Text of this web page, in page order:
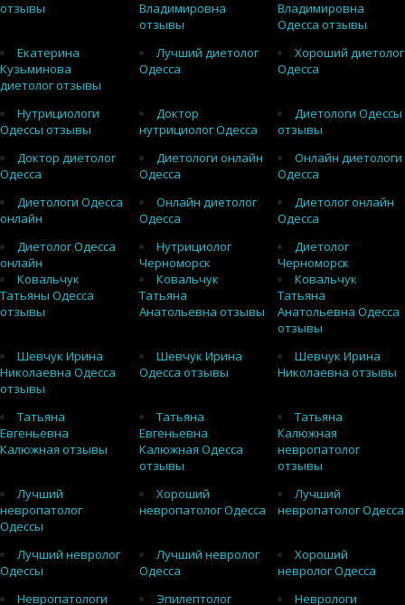
отзывы
Владимировна
отзывы
Владимировна
Одесса отзывы
Екатерина
Кузьминова
диетолог отзывы
Лучший диетолог
Одесса
Хороший диетолог
Одесса
Нутрициологи
Одессы отзывы
Доктор
нутрициолог Одесса
Диетологи Одессы
отзывы
Доктор диетолог
Одесса
Диетологи онлайн
Одесса
Онлайн диетологи
Одесса
Диетологи Одесса
онлайн
Онлайн диетолог
Одесса
Диетолог онлайн
Одесса
Диетолог Одесса
онлайн
Нутрициолог
Черноморск
Диетолог
Черноморск
Ковальчук
Татьяны Одесса
отзывы
Ковальчук
Татьяна
Анатольевна отзывы
Ковальчук
Татьяна
Анатольевна Одесса
отзывы
Шевчук Ирина
Николаевна Одесса
отзывы
Шевчук Ирина
Одесса отзывы
Шевчук Ирина
Николаевна отзывы
Татьяна
Евгеньевна
Калюжная отзывы
Татьяна
Евгеньевна
Калюжная Одесса
отзывы
Татьяна
Калюжная
невропатолог
отзывы
Лучший
невропатолог
Одессы
Хороший
невропатолог Одесса
Лучший
невропатолог Одесса
Лучший невролог
Одессы
Лучший невролог
Одесса
Хороший
невролог Одесса
Невропатологи
Эпилептолог
Неврологи